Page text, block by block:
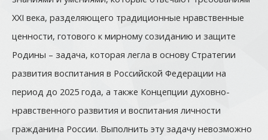
XXI века, разделяющего традиционные нравственные
ценности, готового к мирному созиданию и защите
Родины – задача, которая легла в основу Стратегии
развития воспитания в Российской Федерации на
период до 2025 года, а также Концепции духовно-
нравственного развития и воспитания личности
гражданина России. Выполнить эту задачу невозможно